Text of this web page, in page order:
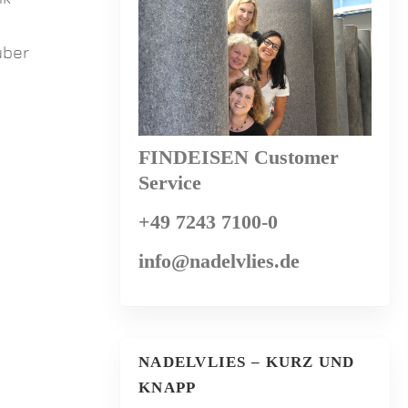
FINDEISEN Customer
Service
+49 7243 7100-0
info@nadelvlies.de
NADELVLIES – KURZ UND
KNAPP